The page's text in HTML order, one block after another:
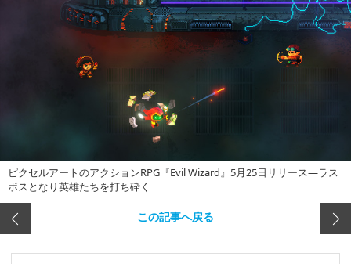
ピクセルアートのアクションRPG『Evil Wizard』5月25日リリース―ラス
ボスとなり英雄たちを打ち砕く
この記事へ戻る